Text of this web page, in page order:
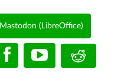
Mastodon (LibreOffice)